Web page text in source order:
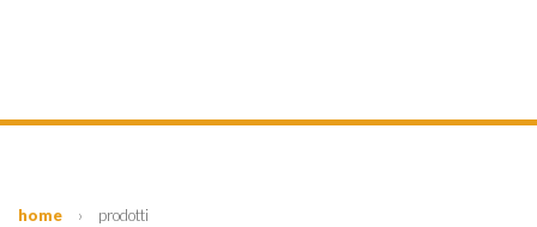
home › prodotti